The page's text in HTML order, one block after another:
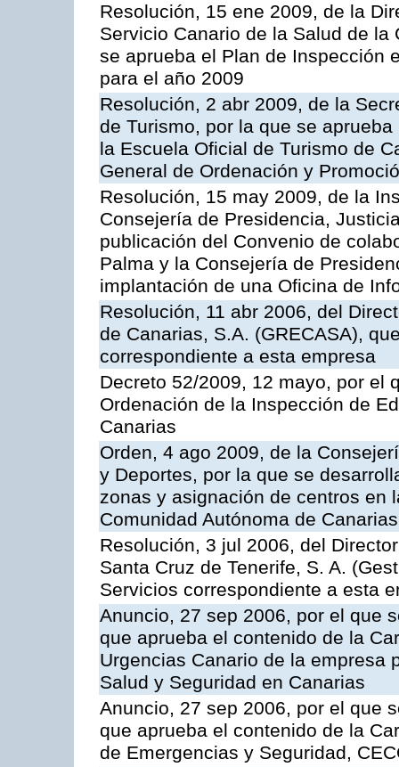
Resolución, 15 ene 2009, de la
Servicio Canario de la Salud de
se aprueba el Plan de Inspección
para el año 2009
Resolución, 2 abr 2009, de la
de Turismo, por la que se
la Escuela Oficial de Turismo de
General de Ordenación y
Resolución, 15 may 2009, de la
Consejería de Presidencia,
publicación del Convenio de
Palma y la Consejería de
implantación de una Oficina de
Resolución, 11 abr 2006, del
de Canarias, S.A. (GRECASA),
correspondiente a esta empresa
Decreto 52/2009, 12 mayo, por el
Ordenación de la Inspección de
Canarias
Orden, 4 ago 2009, de la
y Deportes, por la que se
zonas y asignación de centros en
Comunidad Autónoma de Canarias
Resolución, 3 jul 2006, del
Santa Cruz de Tenerife, S. A.
Servicios correspondiente a esta
Anuncio, 27 sep 2006, por el que
que aprueba el contenido de la
Urgencias Canario de la empresa
Salud y Seguridad en Canarias
Anuncio, 27 sep 2006, por el que
que aprueba el contenido de la
de Emergencias y Seguridad,